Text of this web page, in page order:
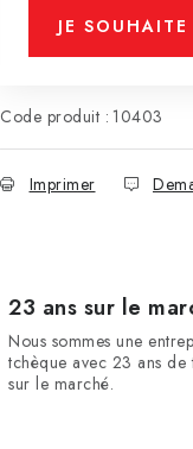
JE
Code produit : 10403
Imprimer
23 ans sur le
Nous sommes une
tchèque avec 23 ans de
sur le marché.